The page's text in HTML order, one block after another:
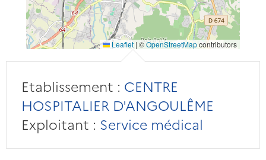
Leaflet | ©OpenStreetMapcontributors
Etablissement : CENTRE
HOSPITALIER D'ANGOULÊME
Exploitant : Service médical